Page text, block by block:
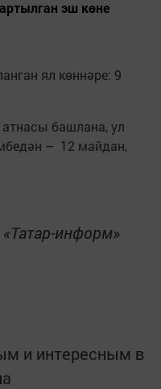
эш көне
ял көннәре: 9
башлана, ул
– 12 майдан,
информ»
и интересным в